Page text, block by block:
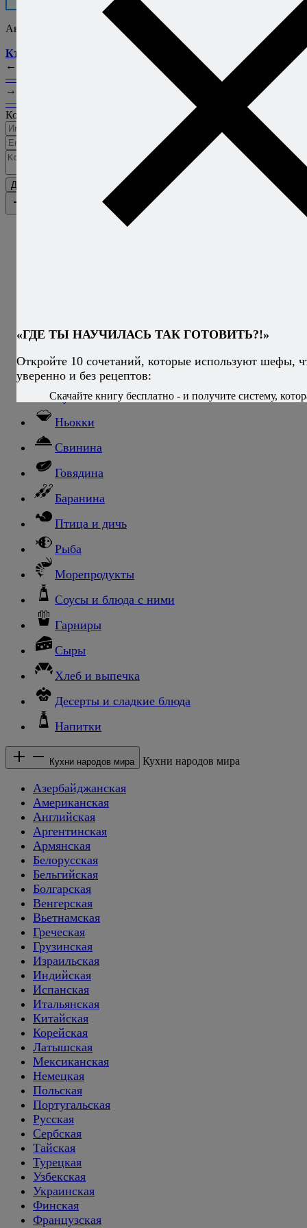
Автор: Алексей Онегин
Кто это такой?..
←
Рынок Marche Provencal
— Антиб, Франция
→
— Бельгия
Комментарии
Добавить комментарий
Каталог рецептов Каталог рецептов
Ризотто
Супы
Ньокки
Свинина
Говядина
Баранина
Птица и дичь
Рыба
Морепродукты
Соусы и блюда с ними
Гарниры
Сыры
Хлеб и выпечка
Десерты и сладкие блюда
Напитки
Кухни народов мира Кухни народов мира
Азербайджанская
Американская
Английская
Аргентинская
Армянская
Белорусская
Бельгийская
Болгарская
Венгерская
Вьетнамская
Греческая
Грузинская
Израильская
Индийская
Испанская
Итальянская
Китайская
Корейская
Латышская
Мексиканская
Немецкая
Польская
Португальская
Русская
Сербская
Тайская
Турецкая
Узбекская
Украинская
Финская
Французская
«ГДЕ ТЫ НАУЧИЛАСЬ ТАК ГОТОВИТЬ?!»
Откройте 10 сочетаний, которые используют шефы,
уверенно и без рецептов:
Скачайте книгу бесплатно - и получите систему,